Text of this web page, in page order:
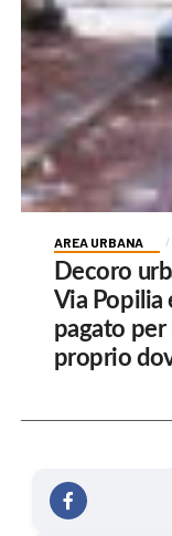
AREA URBANA
Decoro
Via Popilia
pagato per
proprio